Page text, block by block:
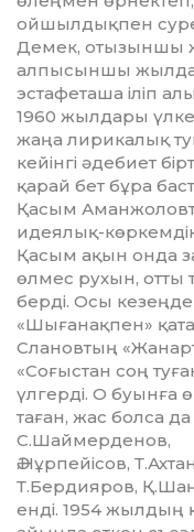
ойшылдықпен
Демек, отызыншы
алпысыншы
эстафеташа іліп
1960 жылдары
жаңа лирикалық
кейінгі әде­биет
қарай бет бұра
Қасым
идеялық-
Қасым ақын онда
өлмес рухын,
берді. Осы
«Шығанақпен»
Слановтың
«Соғыстан соң
үлгерді. О буынға
таған, жас болса
С.Шаймерденов,
Ә.Нұр­пейісов,
Т.Бердияров,
енді. 1954 жылдың